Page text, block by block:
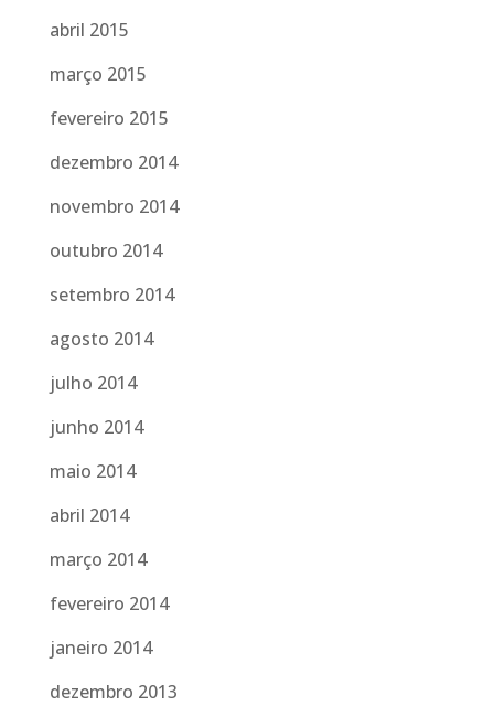
abril 2015
março 2015
fevereiro 2015
dezembro 2014
novembro 2014
outubro 2014
setembro 2014
agosto 2014
julho 2014
junho 2014
maio 2014
abril 2014
março 2014
fevereiro 2014
janeiro 2014
dezembro 2013